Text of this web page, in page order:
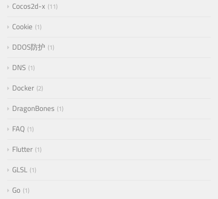
Cocos2d-x 11
Cookie 1
DDOS防护 1
DNS 1
Docker 2
DragonBones 1
FAQ 1
Flutter 1
GLSL 1
Go 1